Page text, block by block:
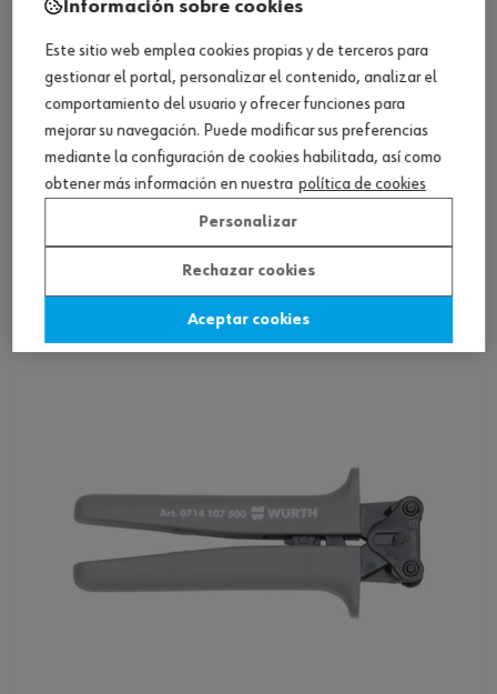
Crimpadora C 161
Ver producto
Información sobre cookies
Este sitio web emplea cookies propias y de terceros para
gestionar el portal, personalizar el contenido, analizar el
comportamiento del usuario y ofrecer funciones para
mejorar su navegación. Puede modificar sus preferencias
mediante la configuración de cookies habilitada, así como
obtener más información en nuestra política de cookies
Personalizar
Rechazar cookies
Aceptar cookies